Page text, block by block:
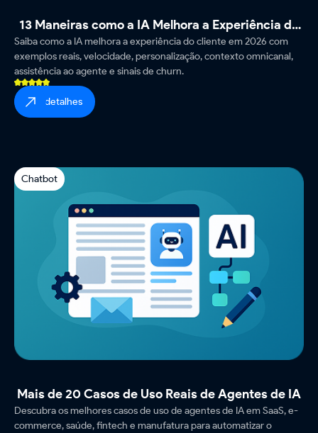
13 Maneiras como a IA Melhora a Experiência do
Cliente (2026)
Saiba como a IA melhora a experiência do cliente em 2026 com
exemplos reais, velocidade, personalização, contexto omnicanal,
assistência ao agente e sinais de churn.
ver detalhes
Mais de 20 Casos de Uso Reais de Agentes de IA
Descubra os melhores casos de uso de agentes de IA em SaaS, e-
commerce, saúde, fintech e manufatura para automatizar o
Chatbot